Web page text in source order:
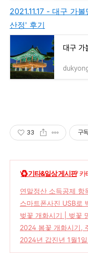
2021.11.17 - 대구 가
산정' 후기
33 구
'♻️ 기타&일상 게시판' 카
연말정산 소득공제 항
스마트폰사진 USB로
리 256GB C-Type
(22)
벚꽃 개화시기 | 벚꽃
시별 벚꽃 개화시기 |
2024 봄꽃 개화시기, 주요도시 개나리 진달래
개화 예상시기
(154)
2024년 갑진년 1월1